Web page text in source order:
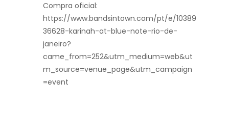
Compra oficial:
https://www.bandsintown.com/pt/e/10389
36628-karinah-at-blue-note-rio-de-
janeiro?
came_from=252&utm_medium=web&ut
m_source=venue_page&utm_campaign
=event